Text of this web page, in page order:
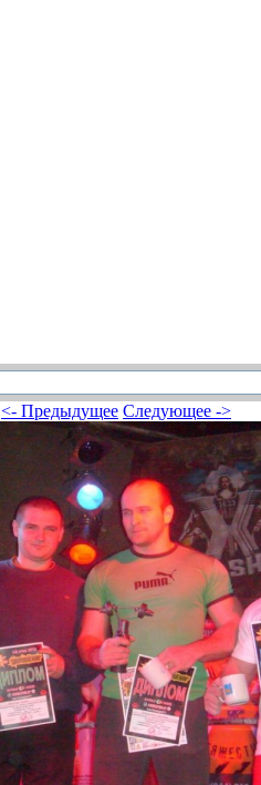
<- Предыдущее Следующее ->